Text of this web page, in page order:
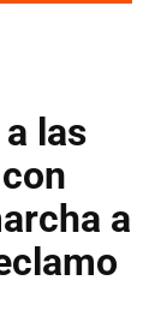
las
a